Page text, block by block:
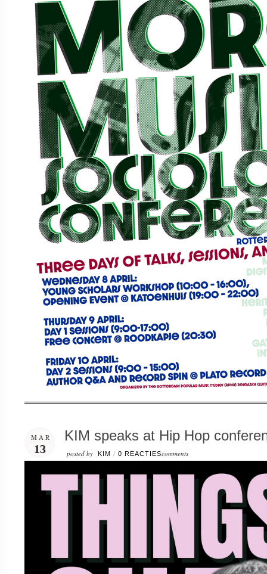
MAR
13
KIM speaks at Hip Hop
posted by KIM / 0 REACTIEScomments